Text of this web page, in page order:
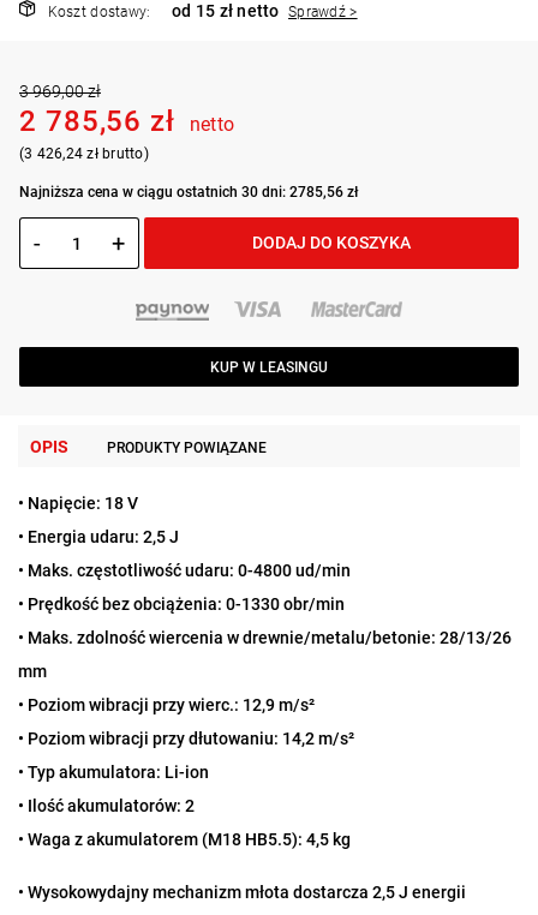
Koszt dostawy: od 15 zł netto Sprawdź >
3 969,00 zł
2 785,56 zł netto
(3 426,24 zł brutto)
Najniższa cena w ciągu ostatnich 30 dni: 2785,56 zł
- + DODAJ DO KOSZYKA
KUP W LEASINGU
OPIS PRODUKTY POWIĄZANE
• Napięcie: 18 V
• Energia udaru: 2,5 J
• Maks. częstotliwość udaru: 0-4800 ud/min
• Prędkość bez obciążenia: 0-1330 obr/min
• Maks. zdolność wiercenia w drewnie/metalu/betonie: 28/13/26
mm
• Poziom wibracji przy wierc.: 12,9 m/s²
• Poziom wibracji przy dłutowaniu: 14,2 m/s²
• Typ akumulatora: Li-ion
• Ilość akumulatorów: 2
• Waga z akumulatorem (M18 HB5.5): 4,5 kg
• Wysokowydajny mechanizm młota dostarcza 2,5 J energii